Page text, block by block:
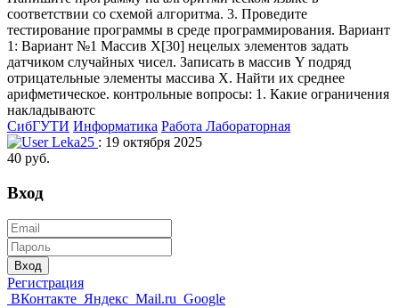
соответствии со схемой алгоритма. 3. Проведите
тестирование программы в среде программирования. Вариант
1: Вариант №1 Массив Х[30] нецелых элементов задать
датчиком случайных чисел. Записать в массив Y подряд
отрицательные элементы массива Х. Найти их среднее
арифметическое. контрольные вопросы: 1. Какие ограничения
накладываютс
СибГУТИ Информатика Работа Лабораторная
Leka25 : 19 октября 2025
40 руб.
Вход
Вход
Регистрация
ВКонтакте Яндекс Mail.ru Google